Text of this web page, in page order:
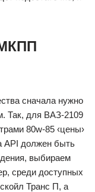
сначала нужно
Так, для ВАЗ-2109
80w-85 ‹цены›
API должен быть
выбираем
среди доступных
Транс П, а